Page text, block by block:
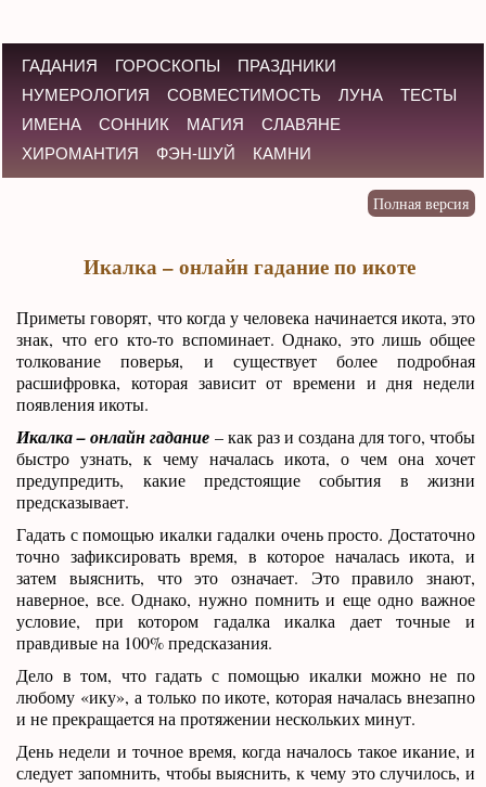
ГАДАНИЯ ГОРОСКОПЫ
ПРАЗДНИКИ
НУМЕРОЛОГИЯ
СОВМЕСТИМОСТЬ ЛУНА
ТЕСТЫ
ИМЕНА
СОННИК МАГИЯ
СЛАВЯНЕ
ХИРОМАНТИЯ
ФЭН-ШУЙ КАМНИ
Икалка – онлайн гадание по икоте
Приметы говорят, что когда у человека начинается икота, это
знак, что его кто-то вспоминает. Однако, это лишь общее
толкование поверья, и существует более подробная
расшифровка, которая зависит от времени и дня недели
появления икоты.
Икалка – онлайн гадание – как раз и создана для того, чтобы
быстро узнать, к чему началась икота, о чем она хочет
предупредить, какие предстоящие события в жизни
предсказывает.
Гадать с помощью икалки гадалки очень просто. Достаточно
точно зафиксировать время, в которое началась икота, и
затем выяснить, что это означает. Это правило знают,
наверное, все. Однако, нужно помнить и еще одно важное
условие, при котором гадалка икалка дает точные и
правдивые на 100% предсказания.
Дело в том, что гадать с помощью икалки можно не по
любому «ику», а только по икоте, которая началась внезапно
и не прекращается на протяжении нескольких минут.
День недели и точное время, когда началось такое икание, и
следует запомнить, чтобы выяснить, к чему это случилось, и